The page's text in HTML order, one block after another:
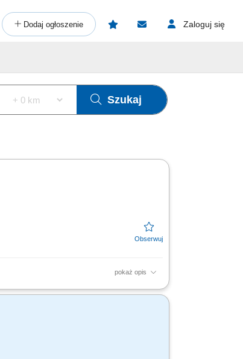
Dodaj ogłoszenie Zaloguj się
Szukaj
pokaż opis
Prowadzenie spotkań,